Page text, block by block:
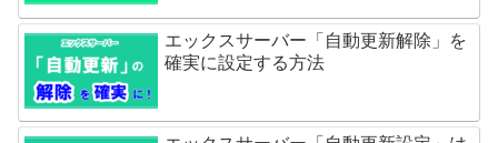
エックスサーバー「自動更新解除」を
確実に設定する方法